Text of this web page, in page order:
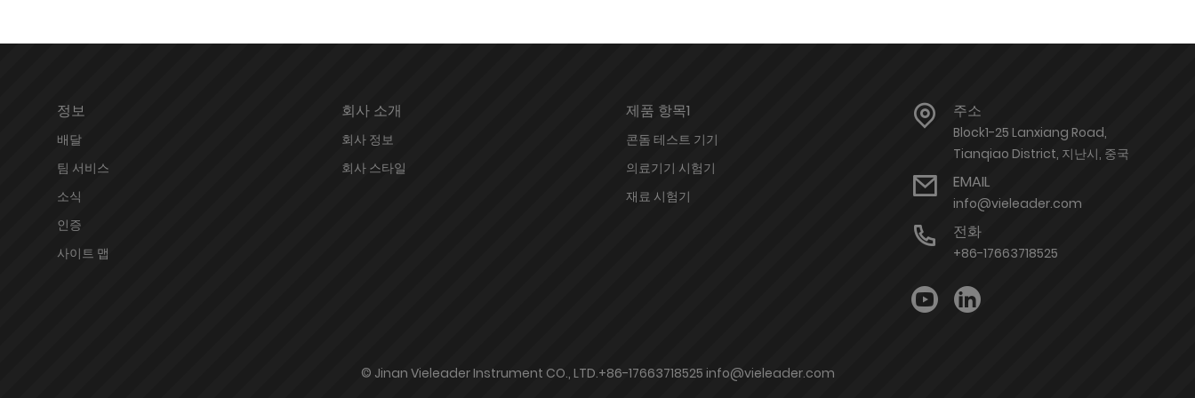
정보
배달
팀 서비스
소식
인증
사이트 맵
회사 소개
회사 정보
회사 스타일
제품 항목1
콘돔 테스트 기기
의료기기 시험기
재료 시험기
주소
Block1-25 Lanxiang Road,
Tianqiao District, 지난시, 중국
EMAIL
info@vieleader.com
전화
+86-17663718525
© Jinan Vieleader Instrument CO., LTD.+86-17663718525 info@vieleader.com